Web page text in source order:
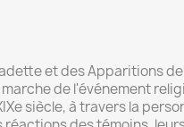
et des Apparitions
de l'événement
siècle, à travers la